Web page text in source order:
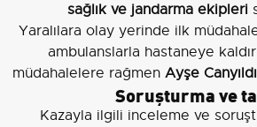
sağlık ve jandarma ekipleri
Yaralılara olay yerinde ilk
ambulanslarla hastaneye
müdahalelere rağmen Ayşe
Soruşturma ve
Kazayla ilgili inceleme ve